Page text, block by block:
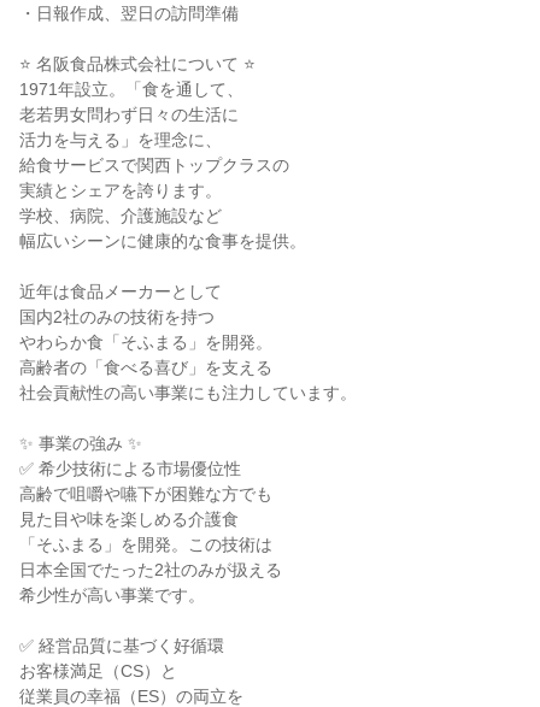
・日報作成、翌日の訪問準備
⭐ 名阪食品株式会社について ⭐
1971年設立。「食を通して、
老若男女問わず日々の生活に
活力を与える」を理念に、
給食サービスで関西トップクラスの
実績とシェアを誇ります。
学校、病院、介護施設など
幅広いシーンに健康的な食事を提供。
近年は食品メーカーとして
国内2社のみの技術を持つ
やわらか食「そふまる」を開発。
高齢者の「食べる喜び」を支える
社会貢献性の高い事業にも注力しています。
✨ 事業の強み ✨
✅ 希少技術による市場優位性
高齢で咀嚼や嚥下が困難な方でも
見た目や味を楽しめる介護食
「そふまる」を開発。この技術は
日本全国でたった2社のみが扱える
希少性が高い事業です。
✅ 経営品質に基づく好循環
お客様満足（CS）と
従業員の幸福（ES）の両立を